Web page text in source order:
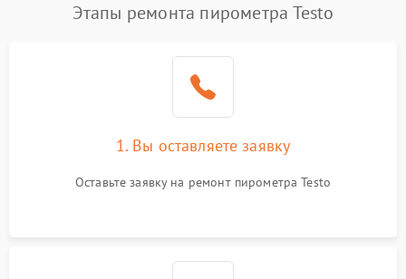
Этапы ремонта пирометра Testo
1. Вы оставляете заявку
Оставьте заявку на ремонт пирометра Testo